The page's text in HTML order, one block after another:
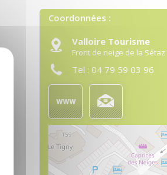
Masquer le bandeau des cookies
Coordonnées :
Valloire Tourisme
Front de neige de la Sétaz
Tel : 04 79 59 03 96